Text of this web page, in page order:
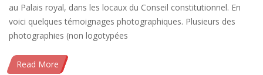
au Palais royal, dans les locaux du Conseil constitutionnel. En
voici quelques témoignages photographiques. Plusieurs des
photographies (non logotypées
Read More